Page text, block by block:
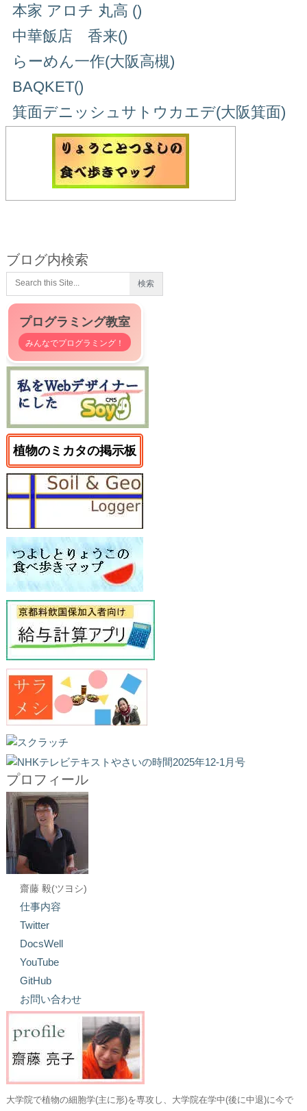
本家 アロチ 丸高 ()
中華飯店 香来()
らーめん一作(大阪高槻)
BAQKET()
箕面デニッシュサトウカエデ(大阪箕面)
ブログ内検索
プログラミング教室
みんなでプログラミング！
植物のミカタの掲示板
プロフィール
齋藤 毅(ツヨシ)
仕事内容
Twitter
DocsWell
YouTube
GitHub
お問い合わせ
大学院で植物の細胞学(主に形)を専攻し、大学院在学中(後に中退)に今で